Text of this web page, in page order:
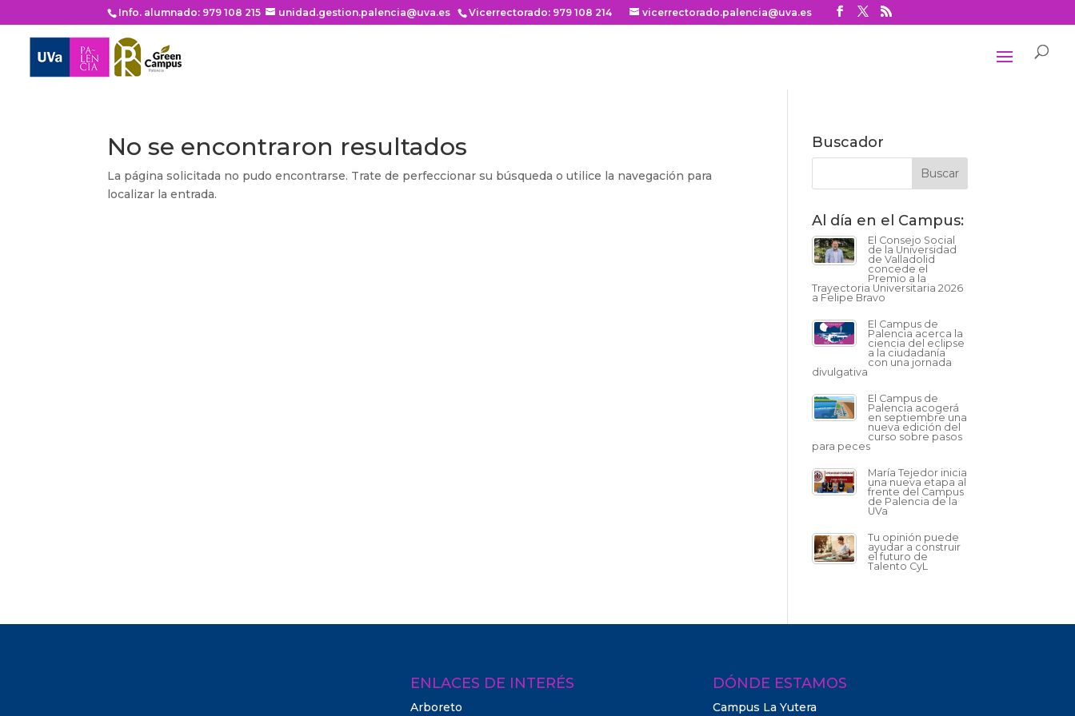
Info. alumnado: 979 108 215 unidad.gestion.palencia@uva.es Vicerrectorado: 979 108 214 vicerrectorado.palencia@uva.es
No se encontraron resultados
La página solicitada no pudo encontrarse. Trate de perfeccionar su búsqueda o utilice la navegación para
localizar la entrada.
Buscador
Al día en el Campus:
El Consejo Social
de la Universidad
de Valladolid
concede el
Premio a la
Trayectoria Universitaria 2026
a Felipe Bravo
El Campus de
Palencia acerca la
ciencia del eclipse
a la ciudadanía
con una jornada
divulgativa
El Campus de
Palencia acogerá
en septiembre una
nueva edición del
curso sobre pasos
para peces
María Tejedor inicia
una nueva etapa al
frente del Campus
de Palencia de la
UVa
Tu opinión puede
ayudar a construir
el futuro de
Talento CyL
ENLACES DE INTERÉS
Arboreto
DÓNDE ESTAMOS
Campus La Yutera